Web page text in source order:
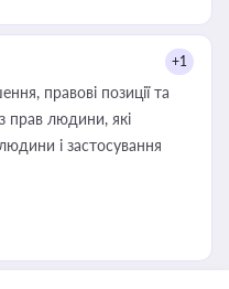
+1
правові позиції та
прав людини, які
і застосування